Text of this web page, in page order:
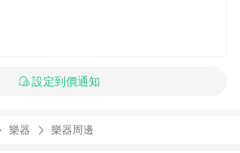
設定到價通知
樂器 樂器周邊